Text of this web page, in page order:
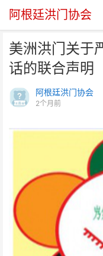
阿根廷洪门协会
美洲洪门关于
话的联合声明
阿根廷洪门协会
2个月前
美洲洪门关于严
“5·20”讲话的联